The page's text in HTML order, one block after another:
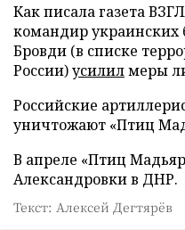
Как писала газета
командир украинских
Бровди (в списке
России)усилилмеры
Российские
уничтожают «Птиц
В апреле «Птиц
Александровки в ДНР.
Текст: Алексей Дегтярёв